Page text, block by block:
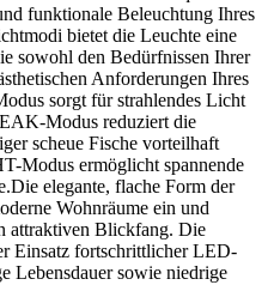
funktionale Beleuchtung Ihres
bietet die Leuchte eine
sowohl den Bedürfnissen Ihrer
Anforderungen Ihres
sorgt für strahlendes Licht
Modus reduziert die
scheue Fische vorteilhaft
Modus ermöglicht spannende
elegante, flache Form der
Wohnräume ein und
attraktiven Blickfang. Die
Einsatz fortschrittlicher LED-
Lebensdauer sowie niedrige